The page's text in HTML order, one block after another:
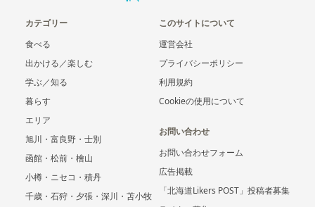
カテゴリー
食べる
出かける／楽しむ
学ぶ／知る
暮らす
エリア
旭川・富良野・士別
函館・松前・檜山
小樽・ニセコ・積丹
千歳・石狩・夕張・深川・苫小牧
このサイトについて
運営会社
プライバシーポリシー
利用規約
Cookieの使用について
お問い合わせ
お問い合わせフォーム
広告掲載
「北海道Likers POST」投稿者募集